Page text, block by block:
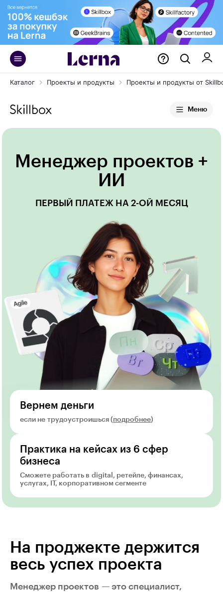
Каталог Проекты и продукты Проекты и продукты от
Меню
Менеджер проектов +
ИИ
ПЕРВЫЙ ПЛАТЕЖ НА 2-ОЙ МЕСЯЦ
Вернем деньги
если не трудоустроишься (подробнее)
Практика на кейсах из 6 сфер
бизнеса
Сможете работать в digital, ретейле, финансах,
услугах, IT, корпоративном сегменте
На проджекте держится
весь успех проекта
Менеджер проектов — это специалист,